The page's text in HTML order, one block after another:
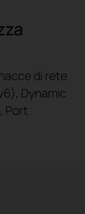
di rete
Dynamic
Port